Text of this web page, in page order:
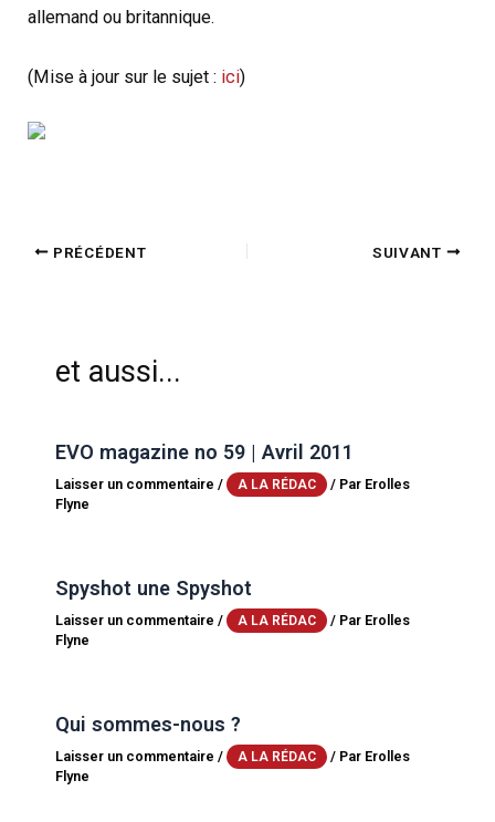
allemand ou britannique.
(Mise à jour sur le sujet : ici)
PRÉCÉDENT SUIVANT
et aussi...
EVO magazine no 59 | Avril 2011
Laisser un commentaire / A LA RÉDAC / Par Erolles
Flyne
Spyshot une Spyshot
Laisser un commentaire / A LA RÉDAC / Par Erolles
Flyne
Qui sommes-nous ?
Laisser un commentaire / A LA RÉDAC / Par Erolles
Flyne